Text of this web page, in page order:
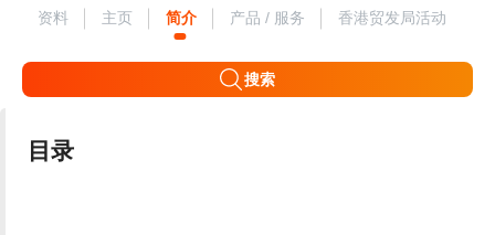
资料 主页 简介 产品 / 服务 香港贸发局活动
搜索
目录